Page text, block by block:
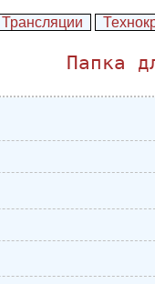
Трансляции
Папка